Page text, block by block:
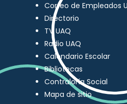
Correo de Empleados
Directorio
TV UAQ
Radio UAQ
Calendario Escolar
Bibliotecas
Contraloría Social
Mapa de sitio